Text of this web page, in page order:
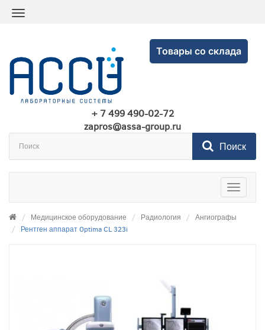
Товары со склада
+ 7 499 490-02-72
zapros@assa-group.ru
Поиск
Toggle
Медицинское оборудование Радиология
Ангиографы
Рентген аппарат Optima CL 323i